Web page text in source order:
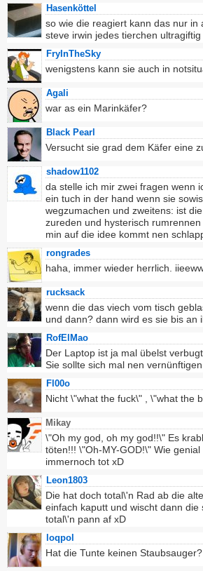
Hasenköttel
so wie die reagiert kann das nur in
steve irwin jedes tierchen
FryInTheSky
wenigstens kann sie auch in
Agali
war as ein Marinkäfer?
Black Pearl
Versucht sie grad dem Käfer eine
shadow1102
da stelle ich mir zwei fragen wenn
ein tuch in der hand wenn sie
wegzumachen und zweitens: ist
zureden und hysterisch
min auf die idee kommt nen
rongrades
haha, immer wieder herrlich.
rucksack
wenn die das viech vom tisch
und dann? dann wird es sie bis an
RofElMao
Der Laptop ist ja mal übelst
Sie sollte sich mal nen
Fl00o
Nicht \"what the fuck\" , \"what the
Mikay
\"Oh my god, oh my god!!\" Es
töten!!! \"Oh-MY-GOD!\" Wie
immernoch tot xD
Leon1803
Die hat doch total\'n Rad ab die
einfach kaputt und wischt dann
total\'n pann af xD
loqpol
Hat die Tunte keinen Staubsauger?